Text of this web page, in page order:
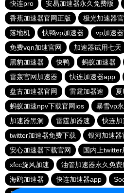
快连pro
安易加速器永久免费版
香蕉加速器官网正版
极光加速器
落地机
快鸭vp加速器 vp加速
免费vqn加速官网
加速器试用七天
黑豹加速器
快鸭 蚂蚁加速器
雷轰官网加速器
快连加速器app
盘古加速器官网
雷霆加器速
蚂蚁加速npv下载官网ios
暴雪vp
加速器黑洞
雷霆加器速 快连
twitter加速器免费下载
银河加速器
安心加速器下载官网
国内上twitter
xfcc旋风加速
油管加速器永久免费
海鸥加速器
快连加速器app